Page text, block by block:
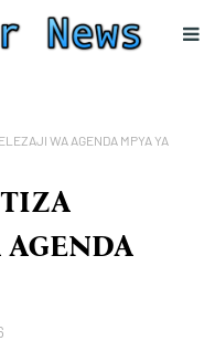
WA AGENDA MPYA YA